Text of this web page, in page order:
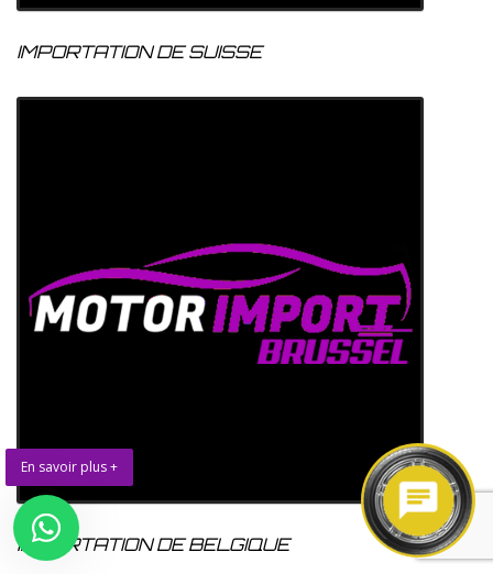
IMPORTATION DE SUISSE
En savoir plus +
IMPORTATION DE BELGIQUE